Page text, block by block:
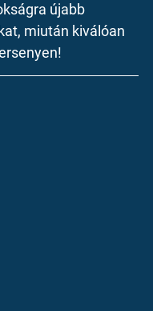
újabb
miután kiválóan
!